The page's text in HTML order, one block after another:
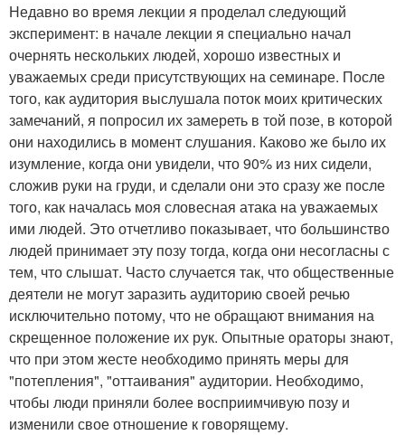
Недавно во время лекции я проделал следующий
эксперимент: в начале лекции я специально начал
очернять нескольких людей, хорошо известных и
уважаемых среди присутствующих на семинаре. После
того, как аудитория выслушала поток моих критических
замечаний, я попросил их замереть в той позе, в которой
они находились в момент слушания. Каково же было их
изумление, когда они увидели, что 90% из них сидели,
сложив руки на груди, и сделали они это сразу же после
того, как началась моя словесная атака на уважаемых
ими людей. Это отчетливо показывает, что большинство
людей принимает эту позу тогда, когда они несогласны с
тем, что слышат. Часто случается так, что общественные
деятели не могут заразить аудиторию своей речью
исключительно потому, что не обращают внимания на
скрещенное положение их рук. Опытные ораторы знают,
что при этом жесте необходимо принять меры для
"потепления", "оттаивания" аудитории. Необходимо,
чтобы люди приняли более восприимчивую позу и
изменили свое отношение к говорящему.